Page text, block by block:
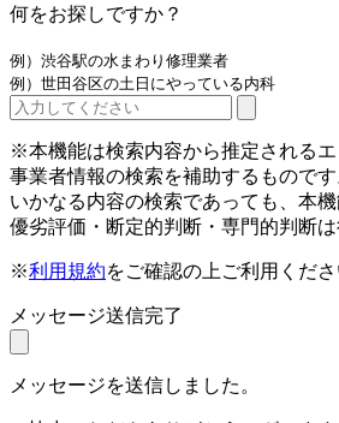
何をお探しですか？
例）渋谷駅の水まわり修理業者
例）世田谷区の土日にやっている内科
※本機能は検索内容から推定されるエ
事業者情報の検索を補助するものです
いかなる内容の検索であっても、本
優劣評価・断定的判断・専門的判断は
※利用規約をご確認の上ご利用くだ
メッセージ送信完了
メッセージを送信しました。